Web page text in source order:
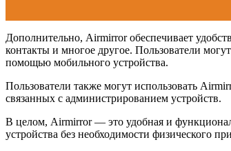
Дополнительно, Airmirror обеспечивает
контакты и многое другое. Пользователи
помощью мобильного устройства.
Пользователи также могут использовать
связанных с администрированием устройств.
В целом, Airmirror — это удобная и
устройства без необходимости физического